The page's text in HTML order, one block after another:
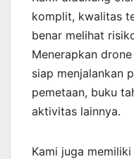
komplit, kwalitas
benar melihat
Menerapkan
siap menjalankan
pemetaan, buku
aktivitas lainnya.
Kami juga